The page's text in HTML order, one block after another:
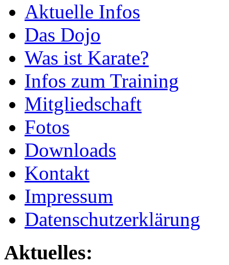
Aktuelle Infos
Das Dojo
Was ist Karate?
Infos zum Training
Mitgliedschaft
Fotos
Downloads
Kontakt
Impressum
Datenschutzerklärung
Aktuelles: